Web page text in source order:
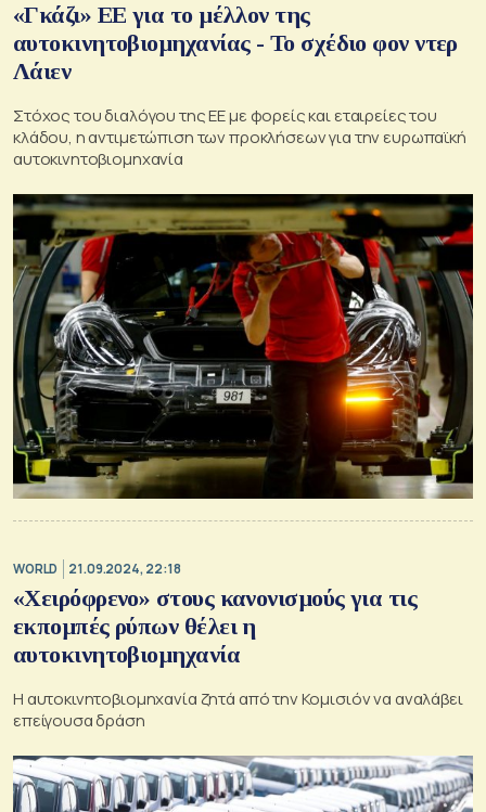
«Γκάζι» ΕΕ για το μέλλον της
αυτοκινητοβιομηχανίας - Το σχέδιο φον ντερ
Λάιεν
Στόχος του διαλόγου της ΕΕ με φορείς και εταιρείες του
κλάδου, η αντιμετώπιση των προκλήσεων για την ευρωπαϊκή
αυτοκινητοβιομηχανία
WORLD 21.09.2024, 22:18
«Χειρόφρενο» στους κανονισμούς για τις
εκπομπές ρύπων θέλει η
αυτοκινητοβιομηχανία
Η αυτοκινητοβιομηχανία ζητά από την Κομισιόν να αναλάβει
επείγουσα δράση